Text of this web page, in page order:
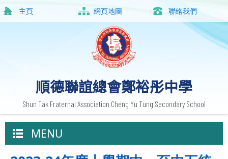
順德聯誼總會鄭裕彤中學
Shun Tak Fraternal Association Cheng Yu Tung Secondary School
主頁 網頁地圖 聯絡我們
MENU